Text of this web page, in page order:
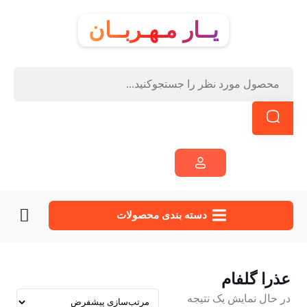
یــار مـهـربــان
دسته‌ بندی محصولات
عذرا گلفام
در حال نمایش یک نتیجه